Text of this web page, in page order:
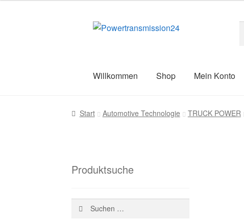
Zur
Zum
Willkommen Shop Mein Konto
Start AGB Blog Datenschutz Impressum
Start Automotive Technologie TRUCK POWER
Produktsuche
Suchen
nach: